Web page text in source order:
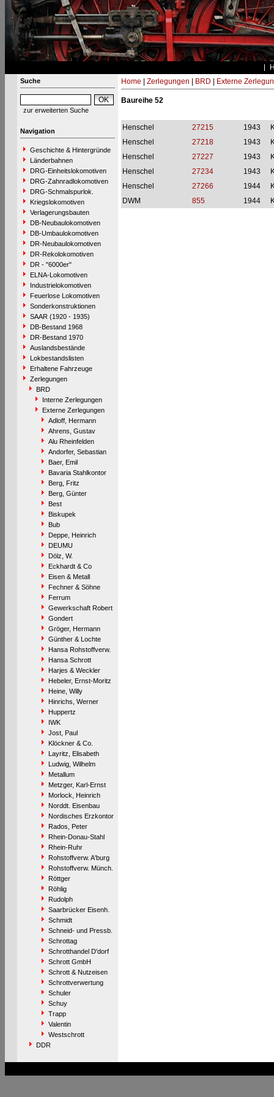
Suche
zur erweiterten Suche
Navigation
Geschichte & Hintergründe
Länderbahnen
DRG-Einheitslokomotiven
DRG-Zahnradlokomotiven
DRG-Schmalspurlok.
Kriegslokomotiven
Verlagerungsbauten
DB-Neubaulokomotiven
DB-Umbaulokomotiven
DR-Neubaulokomotiven
DR-Rekolokomotiven
DR - "6000er"
ELNA-Lokomotiven
Industrielokomotiven
Feuerlose Lokomotiven
Sonderkonstruktionen
SAAR (1920 - 1935)
DB-Bestand 1968
DR-Bestand 1970
Auslandsbestände
Lokbestandslisten
Erhaltene Fahrzeuge
Zerlegungen
BRD
Interne Zerlegungen
Externe Zerlegungen
Adloff, Hermann
Ahrens, Gustav
Alu Rheinfelden
Andorfer, Sebastian
Baer, Emil
Bavaria Stahlkontor
Berg, Fritz
Berg, Günter
Best
Biskupek
Bub
Deppe, Heinrich
DEUMU
Dölz, W.
Eckhardt & Co
Eisen & Metall
Fechner & Söhne
Ferrum
Gewerkschaft Robert
Gondert
Gröger, Hermann
Günther & Lochte
Hansa Rohstoffverw.
Hansa Schrott
Harjes & Weckler
Hebeler, Ernst-Moritz
Heine, Willy
Hinrichs, Werner
Huppertz
IWK
Jost, Paul
Klöckner & Co.
Layritz, Elisabeth
Ludwig, Wilhelm
Metallum
Metzger, Karl-Ernst
Morlock, Heinrich
Norddt. Eisenbau
Nordisches Erzkontor
Rados, Peter
Rhein-Donau-Stahl
Rhein-Ruhr
Rohstoffverw. A'burg
Rohstoffverw. Münch.
Röttger
Röhlig
Rudolph
Saarbrücker Eisenh.
Schmidt
Schneid- und Pressb.
Schrottag
Schrotthandel D'dorf
Schrott GmbH
Schrott & Nutzeisen
Schrottverwertung
Schuler
Schuy
Trapp
Valentin
Westschrott
DDR
Home Zerlegungen BRD Externe
Baureihe 52
Henschel 27215 1943
Henschel
27218 1943
Henschel
27227 1943
Henschel
27234 1943
Henschel
27266 1944
DWM
855 1944